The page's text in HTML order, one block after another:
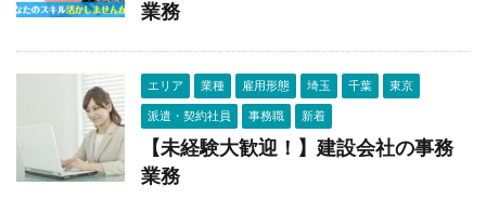
業務
エリア 業種 雇用形態 埼玉 千葉 東京
派遣・契約社員 事務職 新着
【未経験大歓迎！】建設会社の事務
業務